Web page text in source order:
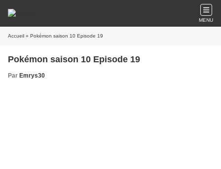
MENU
Accueil » Pokémon saison 10 Episode 19
Pokémon saison 10 Episode 19
Par Emrys30